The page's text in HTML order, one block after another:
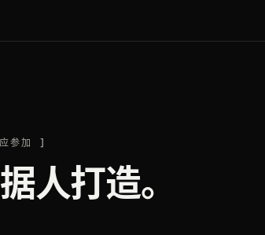
参加
人打造。